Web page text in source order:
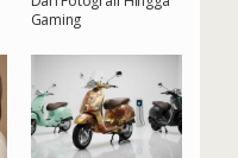
Gaming